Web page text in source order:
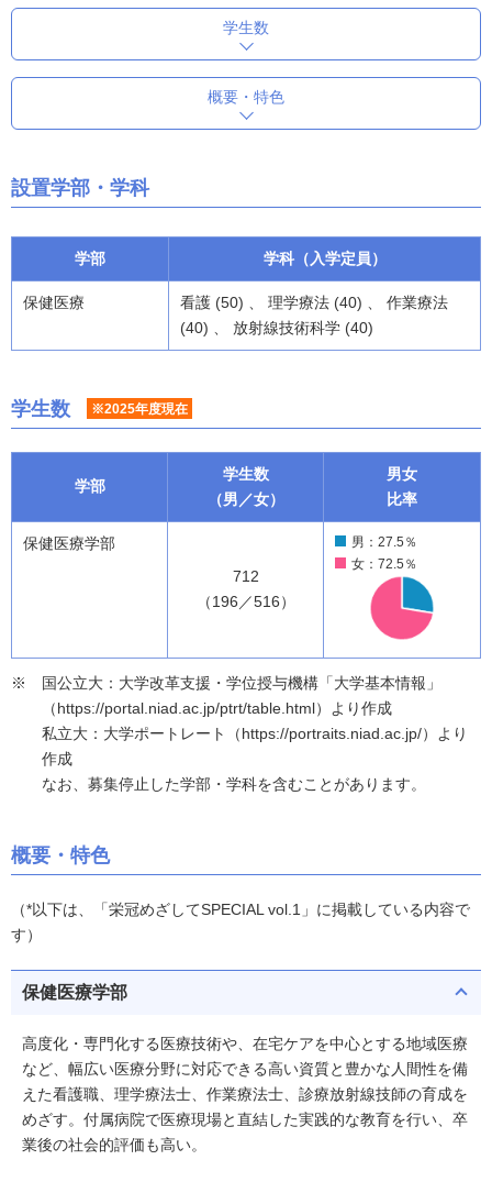
学生数
概要・特色
設置学部・学科
学部 学科（入学定員）
保健医療
看護 (50) 、 理学療法 (40) 、 作業療法
(40) 、 放射線技術科学 (40)
学生数 ※2025年度現在
学部
学生数
（男／女）
男女
比率
保健医療学部
712
（196／516）
男：27.5％
女：72.5％
国公立大：大学改革支援・学位授与機構「大学基本情報」
（https://portal.niad.ac.jp/ptrt/table.html）より作成
私立大：大学ポートレート（https://portraits.niad.ac.jp/）より
作成
なお、募集停止した学部・学科を含むことがあります。
概要・特色
（*以下は、「栄冠めざしてSPECIAL vol.1」に掲載している内容で
す）
保健医療学部
高度化・専門化する医療技術や、在宅ケアを中心とする地域医療
など、幅広い医療分野に対応できる高い資質と豊かな人間性を備
えた看護職、理学療法士、作業療法士、診療放射線技師の育成を
めざす。付属病院で医療現場と直結した実践的な教育を行い、卒
業後の社会的評価も高い。